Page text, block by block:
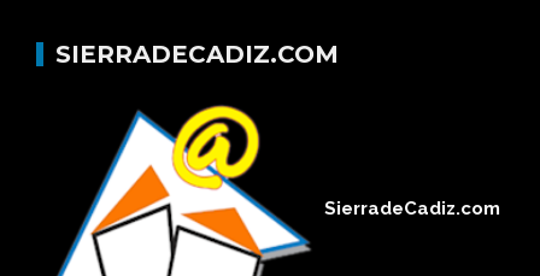
SIERRADECADIZ.COM
SierradeCadiz.com